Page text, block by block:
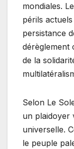
mondiales.
périls
persistance
dérèglement
de la
Selon Le
un plaidoyer
universelle.
le peuple